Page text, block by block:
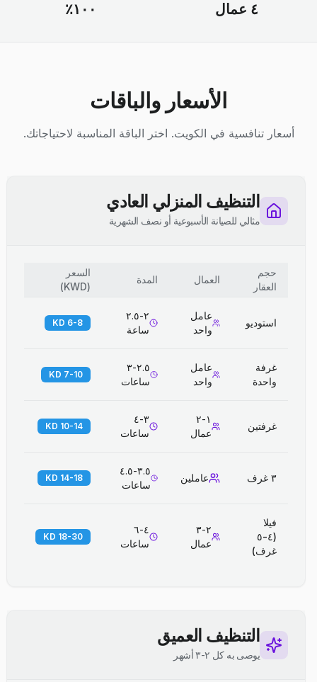
٤ عمال ١٠٠٪
الأسعار والباقات
أسعار تنافسية في الكويت. اختر الباقة المناسبة لاحتياجاتك.
التنظيف المنزلي العادي
مثالي للصيانة الأسبوعية أو نصف الشهرية
حجم
العقار
العمال المدة
السعر
(
KWD
)
استوديو
عامل
واحد
٢-٢.٥
ساعة
6-8 KD
غرفة
واحدة
عامل
واحد
٢.٥-٣
ساعات
7-10 KD
غرفتين
١-٢
عمال
٣-٤
ساعات
10-14 KD
٣ غرف عاملين
٣.٥-٤.٥
ساعات
14-18 KD
فيلا
(٤-٥
غرف)
٢-٣
عمال
٤-٦
ساعات
18-30 KD
التنظيف العميق
يوصى به كل ٢-٣ أشهر